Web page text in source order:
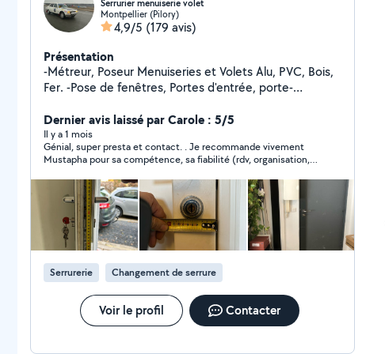
Serrurier menuiserie volet
Montpellier (Pilory)
4,9/5 (179 avis)
Présentation
-Métreur, Poseur Menuiseries et Volets Alu, PVC, Bois,
Fer. -Pose de fenêtres, Portes d'entrée, porte-
type de portes -Entretien et réparation et pose de
volets, remplacement des moteurs. -Pose de clôtures,
garde-corps, pergola, carport, main courante, portail,
véranda, store -Montage et pose de meubles, cuisine
-30 années d'expérience au service du particulier -
Conseils, prise de mesures
Dernier avis laissé par Carole : 5/5
Il y a 1 mois
Génial, super presta et contact. . Je recommande vivement
Mustapha pour sa compétence, sa fiabilité (rdv, organisation,
sympathique.
Serrurerie Changement de serrure
Voir le profil Contacter